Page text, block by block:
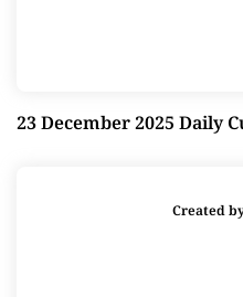
23 December 2025 Daily
Created